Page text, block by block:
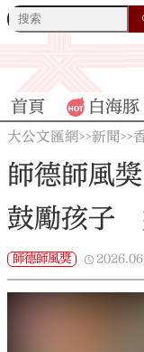
首頁 白海豚
大公文匯網>>新聞>>
師德師風
鼓勵孩子
師德師風獎